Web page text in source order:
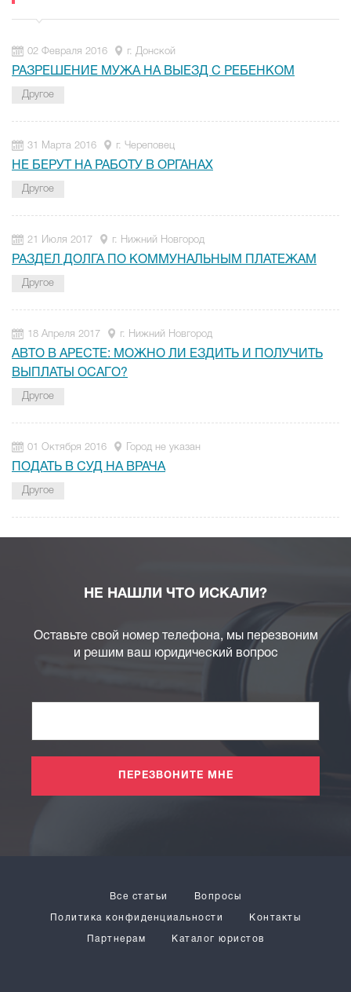
02 Февраля 2016 г. Донской
РАЗРЕШЕНИЕ МУЖА НА ВЫЕЗД С РЕБЕНКОМ
Другое
31 Марта 2016 г. Череповец
НЕ БЕРУТ НА РАБОТУ В ОРГАНАХ
Другое
21 Июля 2017 г. Нижний Новгород
РАЗДЕЛ ДОЛГА ПО КОММУНАЛЬНЫМ ПЛАТЕЖАМ
Другое
18 Апреля 2017 г. Нижний Новгород
АВТО В АРЕСТЕ: МОЖНО ЛИ ЕЗДИТЬ И ПОЛУЧИТЬ
ВЫПЛАТЫ ОСАГО?
Другое
01 Октября 2016 Город не указан
ПОДАТЬ В СУД НА ВРАЧА
Другое
НЕ НАШЛИ ЧТО ИСКАЛИ?
Оставьте свой номер телефона, мы перезвоним
и решим ваш юридический вопрос
ПЕРЕЗВОНИТЕ МНЕ
Все статьи Вопросы
Политика конфиденциальности Контакты
Партнерам Каталог юристов